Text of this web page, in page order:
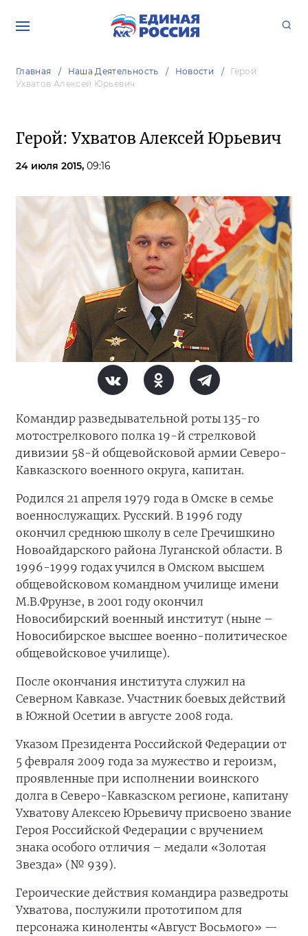
Главная Наша Деятельность Новости
Герой:
Ухватов Алексей Юрьевич
Герой: Ухватов Алексей Юрьевич
24 июля 2015, 09:16
Командир разведывательной роты 135-го
мотострелкового полка 19-й стрелковой
дивизии 58-й общевойсковой армии Северо-
Кавказского военного округа, капитан.
Родился 21 апреля 1979 года в Омске в семье
военнослужащих. Русский. В 1996 году
окончил среднюю школу в селе Гречишкино
Новоайдарского района Луганской области. В
1996-1999 годах учился в Омском высшем
общевойсковом командном училище имени
М.В.Фрунзе, в 2001 году окончил
Новосибирский военный институт (ныне –
Новосибирское высшее военно-политическое
общевойсковое училище).
После окончания института служил на
Северном Кавказе. Участник боевых действий
в Южной Осетии в августе 2008 года.
Указом Президента Российской Федерации от
5 февраля 2009 года за мужество и героизм,
проявленные при исполнении воинского
долга в Северо-Кавказском регионе, капитану
Ухватову Алексею Юрьевичу присвоено звание
Героя Российской Федерации с вручением
знака особого отличия – медали «Золотая
Звезда» (№ 939).
Героические действия командира разведроты
Ухватова, послужили прототипом для
персонажа киноленты «Август Восьмого» —